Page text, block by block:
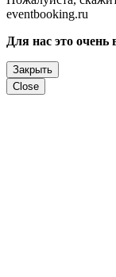
eventbooking.ru
Для нас это очень
Закрыть
Close